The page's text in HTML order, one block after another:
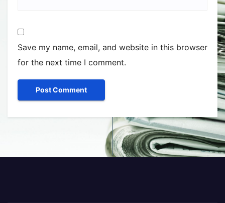
Save my name, email, and website in this browser
for the next time I comment.